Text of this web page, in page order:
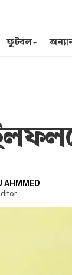
ফুটবল
AHMMED